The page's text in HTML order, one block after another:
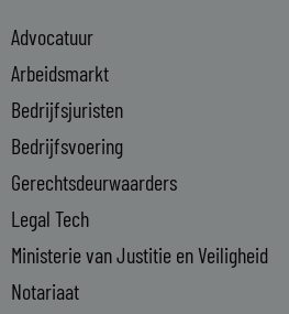
d
i
n
-
i
n
Advocatuur
Arbeidsmarkt
Bedrijfsjuristen
Bedrijfsvoering
Gerechtsdeurwaarders
Legal Tech
Ministerie van Justitie en Veiligheid
Notariaat